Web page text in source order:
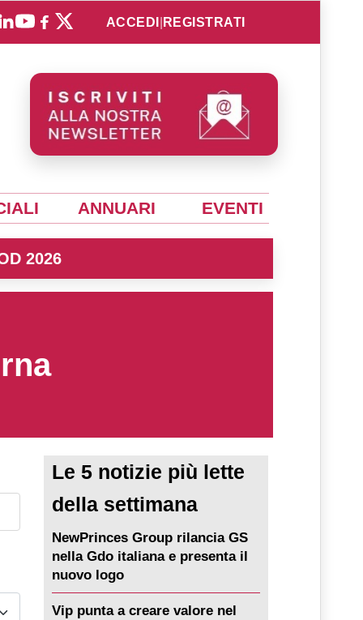
ACCEDI REGISTRATI
ANNUARI EVENTI
2026
Le 5 notizie più lette
della settimana
NewPrinces Group rilancia GS
nella Gdo italiana e presenta il
nuovo logo
Vip punta a creare valore nel